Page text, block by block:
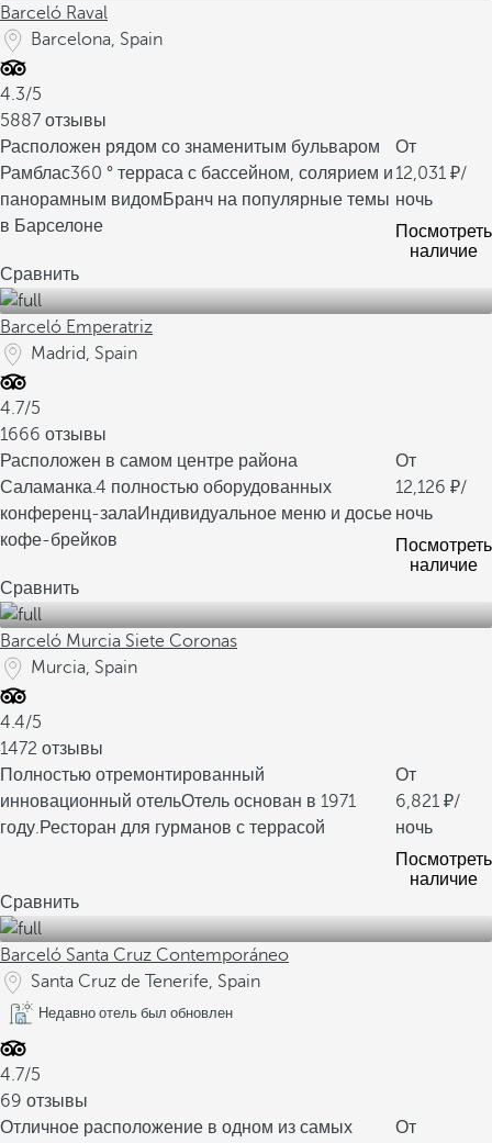
Barceló Raval
Barcelona, Spain
4.3/5
5887 отзывы
Расположен рядом со знаменитым бульваром
Рамблас360 ° терраса с бассейном, солярием и
панорамным видомБранч на популярные темы
в Барселоне
От
12,031
/
ночь
Посмотреть
наличие
Сравнить
Barceló Emperatriz
Madrid, Spain
4.7/5
1666 отзывы
Расположен в самом центре района
Саламанка.4 полностью оборудованных
конференц-залаИндивидуальное меню и досье
кофе-брейков
От
12,126
/
ночь
Посмотреть
наличие
Сравнить
Barceló Murcia Siete Coronas
Murcia, Spain
4.4/5
1472 отзывы
Полностью отремонтированный
инновационный отельОтель основан в 1971
году.Ресторан для гурманов с террасой
От
6,821
/
ночь
Посмотреть
наличие
Сравнить
Barceló Santa Cruz Contemporáneo
Santa Cruz de Tenerife, Spain
Недавно отель был обновлен
4.7/5
69 отзывы
Отличное расположение в одном из самых
От